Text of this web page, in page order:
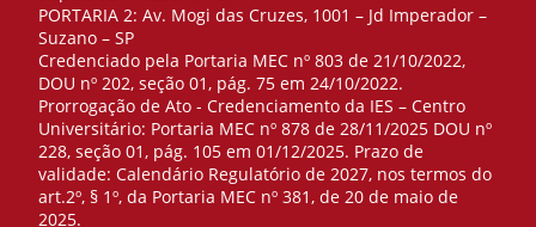
PORTARIA 2: Av. Mogi das Cruzes, 1001 – Jd Imperador –
Suzano – SP
Credenciado pela Portaria MEC nº 803 de 21/10/2022,
DOU nº 202, seção 01, pág. 75 em 24/10/2022.
Prorrogação de Ato - Credenciamento da IES – Centro
Universitário: Portaria MEC nº 878 de 28/11/2025 DOU nº
228, seção 01, pág. 105 em 01/12/2025. Prazo de
validade: Calendário Regulatório de 2027, nos termos do
art.2º, § 1º, da Portaria MEC nº 381, de 20 de maio de
2025.